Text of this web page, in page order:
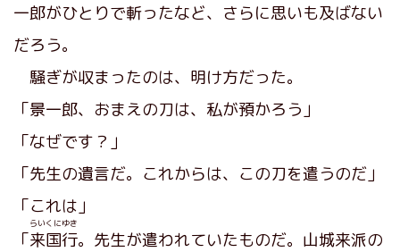
一郎がひとりで斬ったなど、さらに思いも及ばない
だろう。
騒ぎが収まったのは、明け方だった。
「景一郎、おまえの刀は、私が預かろう」
「なぜです？」
「先生の遺言だ。これからは、この刀を遣うのだ」
「これは」
「来国行
らいくにゆき
。先生が遣われていたものだ。山城来派の